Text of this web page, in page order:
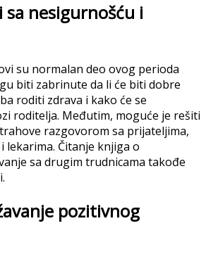
sa nesigurnošću i
su normalan deo ovog perioda
biti zabrinute da li će biti dobre
roditi zdrava i kako će se
roditelja. Međutim, moguće je rešiti
razgovorom sa prijateljima,
lekarima. Čitanje knjiga o
sa drugim trudnicama takođe
pozitivnog